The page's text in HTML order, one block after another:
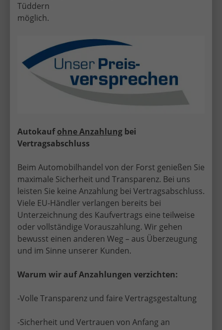
Volkswagen T-Cross
Volkswagen T-Roc
Volkswagen T7 California
Tüddern
möglich.
Autokaufohne Anzahlung bei
Vertragsabschluss
Beim Automobilhandel von der Forst genießen Sie
maximale Sicherheit und Transparenz. Bei uns
leisten Sie keine Anzahlung bei Vertragsabschluss.
Viele EU-Händler verlangen bereits bei
Unterzeichnung des Kaufvertrags eine teilweise
oder vollständige Vorauszahlung. Wir gehen
bewusst einen anderen Weg – aus Überzeugung
und im Sinne unserer Kunden.
Warum wir auf Anzahlungen verzichten:
-Volle Transparenz und faire Vertragsgestaltung
-Sicherheit und Vertrauen von Anfang an